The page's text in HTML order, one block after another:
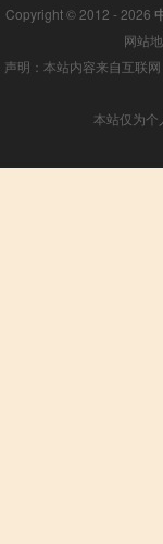
Copyright © 2012 - 2026
网站
声明：本站内容来自互联
本站仅为个